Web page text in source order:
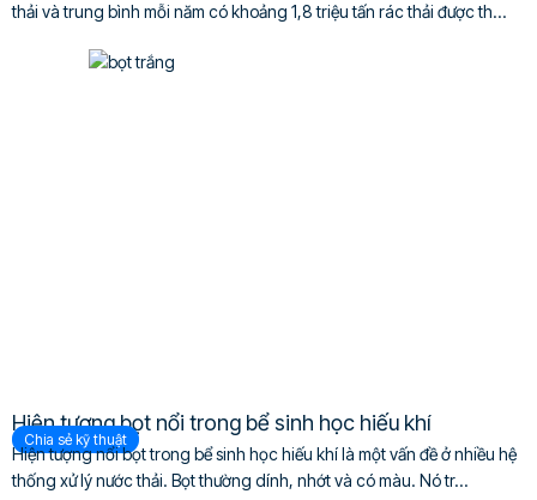
thải và trung bình mỗi năm có khoảng 1,8 triệu tấn rác thải được th...
Hiện tượng bọt nổi trong bể sinh học hiếu khí
Chia sẻ kỹ thuật
Hiện tượng nổi bọt trong bể sinh học hiếu khí là một vấn đề ở nhiều hệ
thống xử lý nước thải. Bọt thường dính, nhớt và có màu. Nó tr...